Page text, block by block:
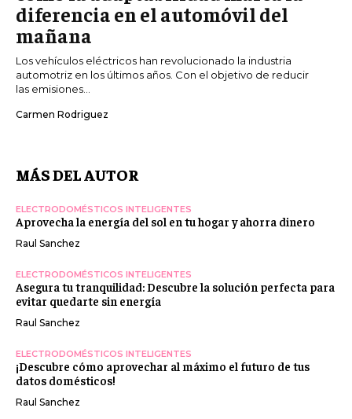
diferencia en el automóvil del
mañana
Los vehículos eléctricos han revolucionado la industria
automotriz en los últimos años. Con el objetivo de reducir
las emisiones...
Carmen Rodriguez
MÁS DEL AUTOR
ELECTRODOMÉSTICOS INTELIGENTES
Aprovecha la energía del sol en tu hogar y ahorra dinero
Raul Sanchez
ELECTRODOMÉSTICOS INTELIGENTES
Asegura tu tranquilidad: Descubre la solución perfecta para
evitar quedarte sin energía
Raul Sanchez
ELECTRODOMÉSTICOS INTELIGENTES
¡Descubre cómo aprovechar al máximo el futuro de tus
datos domésticos!
Raul Sanchez